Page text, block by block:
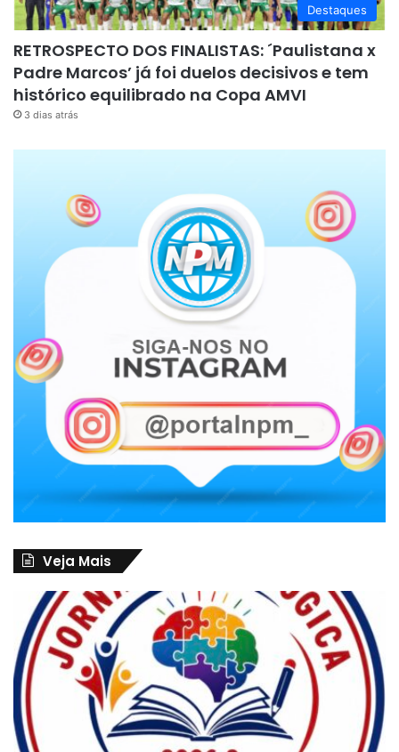
Destaques
RETROSPECTO DOS FINALISTAS: ´Paulistana x
Padre Marcos’ já foi duelos decisivos e tem
histórico equilibrado na Copa AMVI
3 dias atrás
Veja Mais